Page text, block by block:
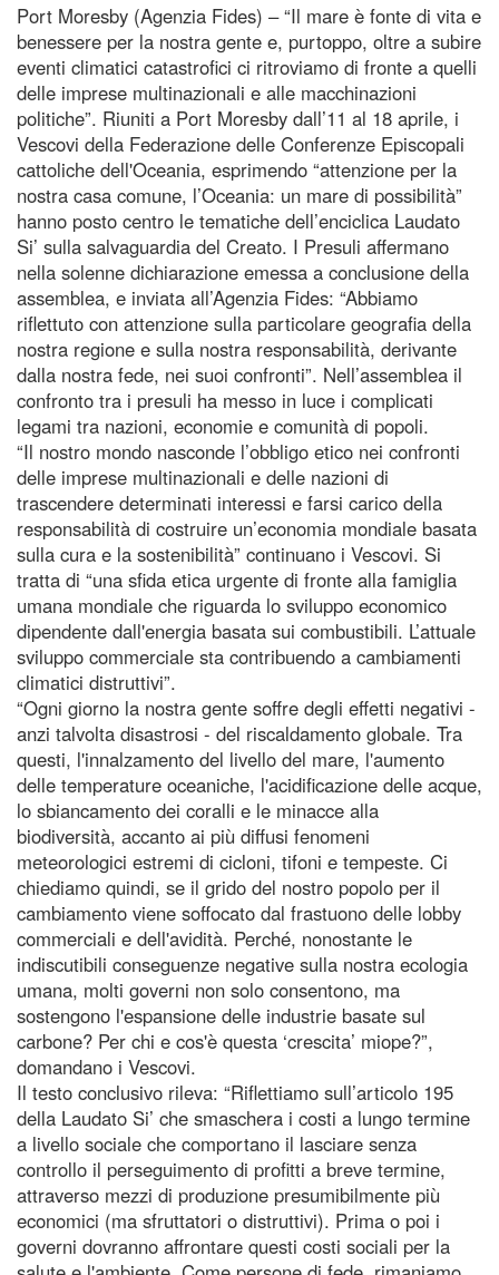
Port Moresby (Agenzia Fides) – “Il mare è fonte di vita e
benessere per la nostra gente e, purtoppo, oltre a subire
eventi climatici catastrofici ci ritroviamo di fronte a quelli
delle imprese multinazionali e alle macchinazioni
politiche”. Riuniti a Port Moresby dall’11 al 18 aprile, i
Vescovi della Federazione delle Conferenze Episcopali
cattoliche dell'Oceania, esprimendo “attenzione per la
nostra casa comune, l’Oceania: un mare di possibilità”
hanno posto centro le tematiche dell’enciclica Laudato
Si’ sulla salvaguardia del Creato. I Presuli affermano
nella solenne dichiarazione emessa a conclusione della
assemblea, e inviata all’Agenzia Fides: “Abbiamo
riflettuto con attenzione sulla particolare geografia della
nostra regione e sulla nostra responsabilità, derivante
dalla nostra fede, nei suoi confronti”. Nell’assemblea il
confronto tra i presuli ha messo in luce i complicati
legami tra nazioni, economie e comunità di popoli.
“Il nostro mondo nasconde l’obbligo etico nei confronti
delle imprese multinazionali e delle nazioni di
trascendere determinati interessi e farsi carico della
responsabilità di costruire un’economia mondiale basata
sulla cura e la sostenibilità” continuano i Vescovi. Si
tratta di “una sfida etica urgente di fronte alla famiglia
umana mondiale che riguarda lo sviluppo economico
dipendente dall'energia basata sui combustibili. L’attuale
sviluppo commerciale sta contribuendo a cambiamenti
climatici distruttivi”.
“Ogni giorno la nostra gente soffre degli effetti negativi -
anzi talvolta disastrosi - del riscaldamento globale. Tra
questi, l'innalzamento del livello del mare, l'aumento
delle temperature oceaniche, l'acidificazione delle acque,
lo sbiancamento dei coralli e le minacce alla
biodiversità, accanto ai più diffusi fenomeni
meteorologici estremi di cicloni, tifoni e tempeste. Ci
chiediamo quindi, se il grido del nostro popolo per il
cambiamento viene soffocato dal frastuono delle lobby
commerciali e dell'avidità. Perché, nonostante le
indiscutibili conseguenze negative sulla nostra ecologia
umana, molti governi non solo consentono, ma
sostengono l'espansione delle industrie basate sul
carbone? Per chi e cos'è questa ‘crescita’ miope?”,
domandano i Vescovi.
Il testo conclusivo rileva: “Riflettiamo sull’articolo 195
della Laudato Si’ che smaschera i costi a lungo termine
a livello sociale che comportano il lasciare senza
controllo il perseguimento di profitti a breve termine,
attraverso mezzi di produzione presumibilmente più
economici (ma sfruttatori o distruttivi). Prima o poi i
governi dovranno affrontare questi costi sociali per la